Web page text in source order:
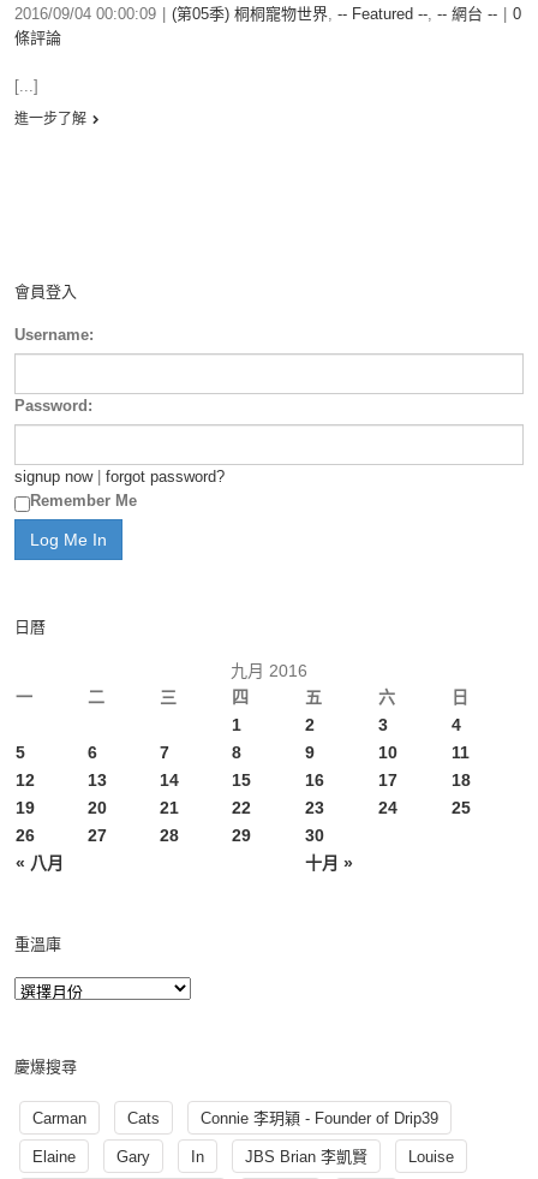
2016/09/04 00:00:09 (第05季) 桐桐寵物世界, -- Featured --, -- 網台 --
0
條評論
[...]
進一步了解
會員登入
Username:
Password:
signup now| forgot password?
Remember Me
日曆
九月 2016
一
二 三 四 五 六 日
« 八月 十月 »
1 2 3
4
5
6 7 8 9 10
11
12
13 14 15 16 17
18
19
20 21 22 23 24
25
26
27 28 29 30
重溫庫
慶爆搜尋
Carman Cats Connie 李玥穎 - Founder of Drip39
Elaine Gary In JBS Brian 李凱賢 Louise